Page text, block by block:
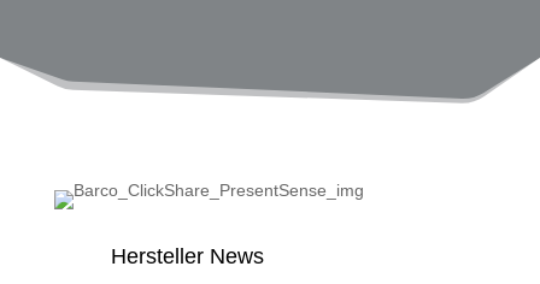
Hersteller News